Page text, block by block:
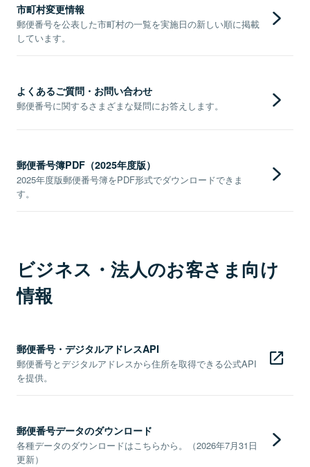
市町村変更情報
郵便番号を公表した市町村の一覧を実施日の新しい順に掲載
しています。
よくあるご質問・お問い合わせ
郵便番号に関するさまざまな疑問にお答えします。
郵便番号簿PDF（2025年度版）
2025年度版郵便番号簿をPDF形式でダウンロードできま
す。
ビジネス・法人のお客さま向け
情報
郵便番号・デジタルアドレスAPI
郵便番号とデジタルアドレスから住所を取得できる公式API
を提供。
郵便番号データのダウンロード
各種データのダウンロードはこちらから。（2026年7月31日
更新）